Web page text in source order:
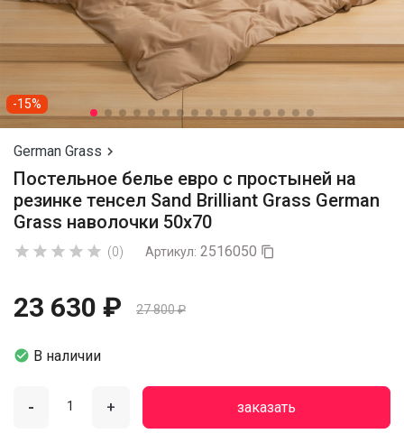
-15%
German Grass 
Постельное белье евро с простыней на
резинке тенсел Sand Brilliant Grass German
Grass наволочки 50х70
     (0) Артикул: 2516050 
23 630 ₽ 27 800 ₽
 В наличии
- + заказать